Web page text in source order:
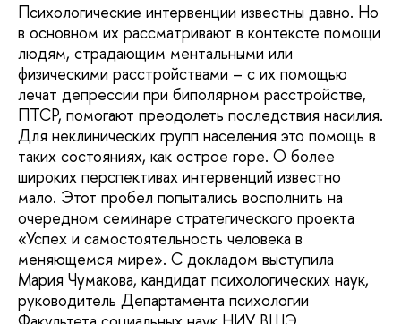
Психологические интервенции известны давно. Но
в основном их рассматривают в контексте помощи
людям, страдающим ментальными или
физическими расстройствами – с их помощью
лечат депрессии при биполярном расстройстве,
ПТСР, помогают преодолеть последствия насилия.
Для неклинических групп населения это помощь в
таких состояниях, как острое горе. О более
широких перспективах интервенций известно
мало. Этот пробел попытались восполнить на
очередном семинаре стратегического проекта
«Успех и самостоятельность человека в
меняющемся мире». С докладом выступила
Мария Чумакова, кандидат психологических наук,
руководитель Департамента психологии